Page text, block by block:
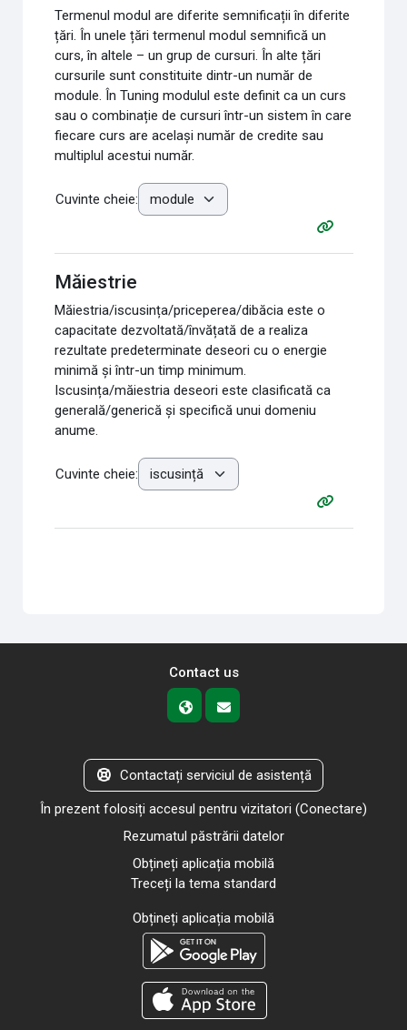
Termenul modul are diferite semnificații în diferite
țări. În unele țări termenul modul semnifică un
curs, în altele – un grup de cursuri. În alte țări
cursurile sunt constituite dintr-un număr de
module. În Tuning modulul este definit ca un curs
sau o combinație de cursuri într-un sistem în care
fiecare curs are același număr de credite sau
multiplul acestui număr.
Cuvinte cheie:
Măiestrie
Măiestria/iscusința/priceperea/dibăcia este o
capacitate dezvoltată/învățată de a realiza
rezultate predeterminate deseori cu o energie
minimă și într-un timp minimum.
Iscusința/măiestria deseori este clasificată ca
generală/generică și specifică unui domeniu
anume.
Cuvinte cheie:
Contact us
Contactați serviciul de asistență
În prezent folosiți accesul pentru vizitatori (Conectare)
Rezumatul păstrării datelor
Obțineți aplicația mobilă
Treceți la tema standard
Obțineți aplicația mobilă